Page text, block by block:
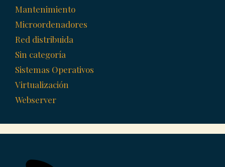
Mantenimiento
Microordenadores
Red distribuida
Sin categoría
Sistemas Operativos
Virtualización
Webserver